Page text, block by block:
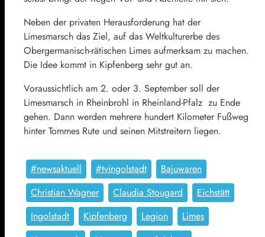
Neben der privaten Herausforderung hat der
Limesmarsch das Ziel, auf das Weltkulturerbe des
Obergermanisch-rätischen Limes aufmerksam zu machen.
Die Idee kommt in Kipfenberg sehr gut an.
Voraussichtlich am 2. oder 3. September soll der
Limesmarsch in Rheinbrohl in Rheinland-Pfalz zu Ende
gehen. Dann werden mehrere hundert Kilometer Fußweg
hinter Tommes Rute und seinen Mitstreitern liegen.
#newsaktuell #tvingolstadt
Bajuwaren
Christian Wagner
Claudia Stougard
Eichstätt
Ingolstadt
Kipfenberg Legion
Limes